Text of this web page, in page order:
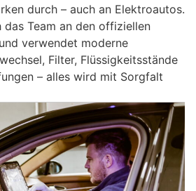
durch – auch an Elektroautos.
Team an den offiziellen
verwendet moderne
Filter, Flüssigkeitsstände
– alles wird mit Sorgfalt